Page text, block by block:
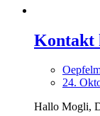
Kontakt
24.
Hallo Mogli,